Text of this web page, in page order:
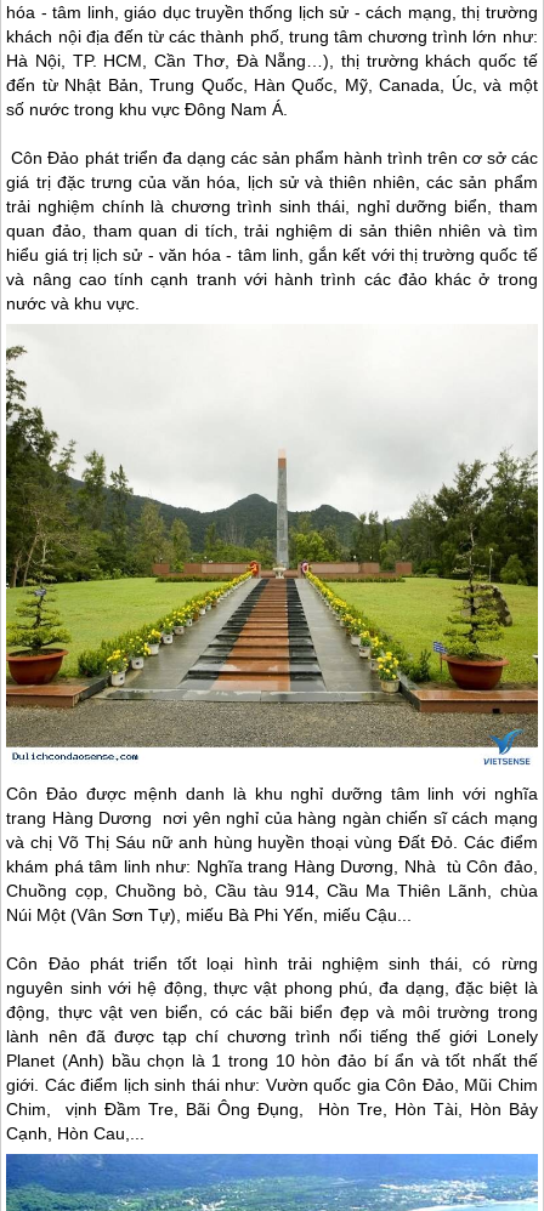
hóa - tâm linh, giáo dục truyền thống lịch sử - cách mạng, thị trường
khách nội địa đến từ các thành phố, trung tâm chương trình lớn như:
Hà Nội, TP. HCM, Cần Thơ, Đà Nẵng…), thị trường khách quốc tế
đến từ Nhật Bản, Trung Quốc, Hàn Quốc, Mỹ, Canada, Úc, và một
số nước trong khu vực Đông Nam Á.
Côn Đảo phát triển đa dạng các sản phẩm hành trình trên cơ sở các
giá trị đặc trưng của văn hóa, lịch sử và thiên nhiên, các sản phẩm
trải nghiệm chính là chương trình sinh thái, nghỉ dưỡng biển, tham
quan đảo, tham quan di tích, trải nghiệm di sản thiên nhiên và tìm
hiểu giá trị lịch sử - văn hóa - tâm linh, gắn kết với thị trường quốc tế
và nâng cao tính cạnh tranh với hành trình các đảo khác ở trong
nước và khu vực.
Côn Đảo được mệnh danh là khu nghỉ dưỡng tâm linh với nghĩa
trang Hàng Dương nơi yên nghỉ của hàng ngàn chiến sĩ cách mạng
và chị Võ Thị Sáu nữ anh hùng huyền thoại vùng Đất Đỏ. Các điểm
khám phá tâm linh như: Nghĩa trang Hàng Dương, Nhà tùCôn đảo,
Chuồng cọp, Chuồng bò, Cầu tàu 914, Cầu Ma Thiên Lãnh, chùa
Núi Một (Vân Sơn Tự), miếu Bà Phi Yến, miếu Cậu...
Côn Đảophát triển tốt loại hình trải nghiệm sinh thái, có rừng
nguyên sinh với hệ động, thực vật phong phú, đa dạng, đặc biệt là
động, thực vật ven biển, có các bãi biển đẹp và môi trường trong
lành nên đã được tạp chí chương trình nổi tiếng thế giới Lonely
Planet (Anh) bầu chọn là 1 trong 10 hòn đảo bí ẩn và tốt nhất thế
giới. Các điểm lịch sinh thái như: Vườn quốc giaCôn Đảo, Mũi Chim
Chim, vịnh Đầm Tre, Bãi Ông Đụng, Hòn Tre, Hòn Tài, Hòn Bảy
Cạnh, Hòn Cau,...